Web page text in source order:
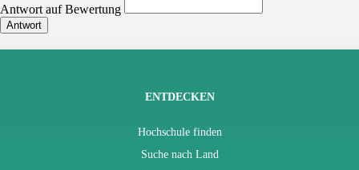
Antwort auf Bewertung
Antwort
ENTDECKEN
Hochschule finden
Suche nach Land